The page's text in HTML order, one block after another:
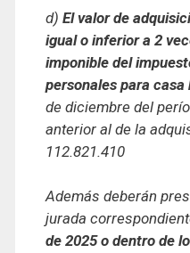
d) El valor de
igual o inferior a 2
imponible del
personales para
de diciembre del
anterior al de la
112.821.410
Además deberán
jurada
de 2025 o dentro de